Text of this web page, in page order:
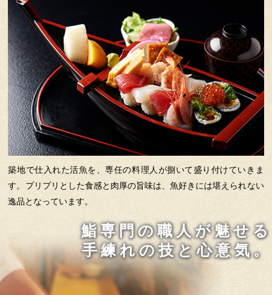
築地で仕入れた活魚を、専任の料理人が捌いて盛り付けていきま
す。プリプリとした食感と肉厚の旨味は、魚好きには堪えられない
逸品となっています。
鮨専門の職人が魅せる
手練れの技と心意気。